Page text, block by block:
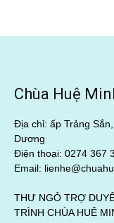
Chùa Huệ
Địa chỉ: ấp Trảng
Dương
Điện thoại: 0274 367
Email:
THƯ NGỎ TRỢ
TRÌNH CHÙA HUỆ